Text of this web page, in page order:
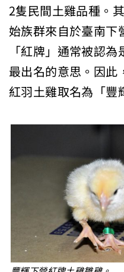
2隻民間土雞品種。
始族群來自於臺南
「紅牌」通常被認
最出名的意思。因
紅羽土雞取名為「